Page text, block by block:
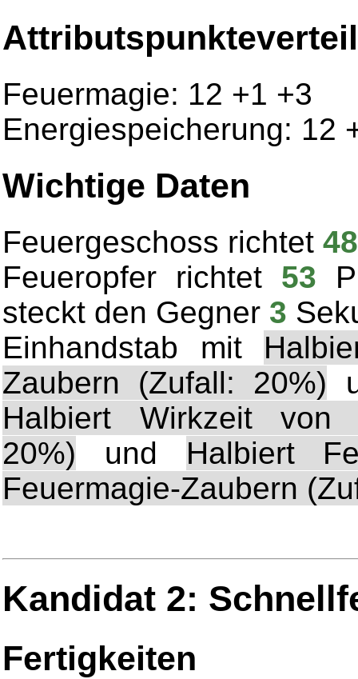
Feuermagie: 12 +1 +3
Energiespeicherung: 12
Wichtige Daten
Feuergeschoss richtet48
Feueropfer richtet 53
steckt den Gegner 3
Einhandstab mit
Zaubern (Zufall: 20%)
Halbiert Wirkzeit von
20%) und Halbiert
Feuermagie-Zaubern
Kandidat 2:
Fertigkeiten